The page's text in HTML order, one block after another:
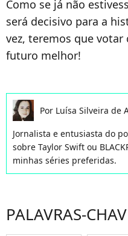
Como se já não
será decisivo para a
vez, teremos que
futuro melhor!
Por Luísa Silveira de
Jornalista e entusiasta do
sobre Taylor Swift ou
minhas séries preferidas.
PALAVRAS-